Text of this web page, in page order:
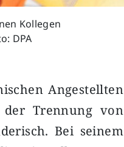
Kollegen
DPA
Angestellten
der Trennung von
Bei seinem